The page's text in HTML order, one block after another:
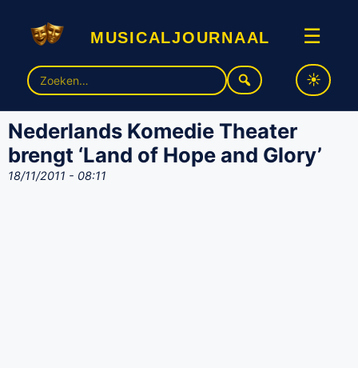
musicaljournaal ☰
Zoek
naar:
Nederlands Komedie Theater
brengt ‘Land of Hope and Glory’
18/11/2011 - 08:11